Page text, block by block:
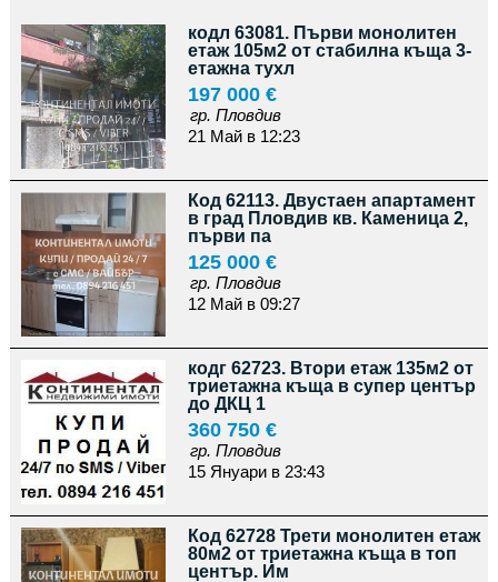
кодл 63081. Първи монолитен
етаж 105м2 от стабилна къща 3-
етажна тухл
197 000 €
гр. Пловдив
21 Май в 12:23
Код 62113. Двустаен апартамент
в град Пловдив кв. Каменица 2,
първи па
125 000 €
гр. Пловдив
12 Май в 09:27
кодг 62723. Втори етаж 135м2 от
триетажна къща в супер център
до ДКЦ 1
360 750 €
гр. Пловдив
15 Януари в 23:43
Код 62728 Трети монолитен етаж
80м2 от триетажна къща в топ
център. Им